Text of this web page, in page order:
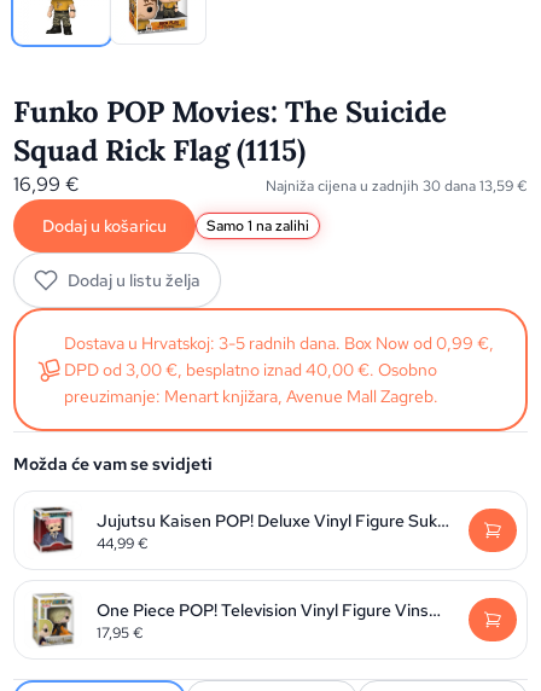
Funko POP Movies: The Suicide
Squad Rick Flag (1115)
16,99€ Najniža cijena u zadnjih 30 dana13,59€
Dodaj u košaricu Samo 1 na zalihi
Dodaj u listu želja
Dostava u Hrvatskoj: 3-5 radnih dana. Box Now od 0,99 €,
DPD od 3,00 €, besplatno iznad 40,00 €. Osobno
preuzimanje: Menart knjižara, Avenue Mall Zagreb.
Možda će vam se svidjeti
Jujutsu Kaisen POP! Deluxe Vinyl Figure Sukuna 9 cm
44,99€
One Piece POP! Television Vinyl Figure Vinsmoke Sanji 9 cm
17,95€